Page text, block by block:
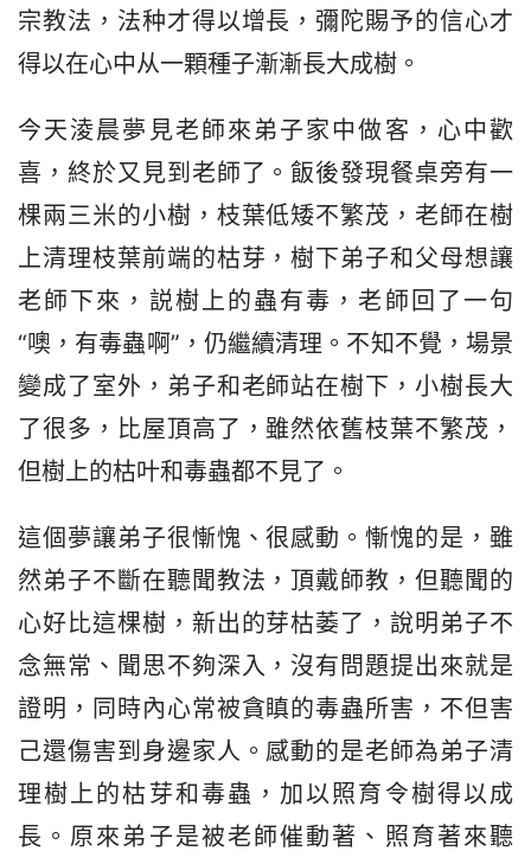
宗教法，法种才得以增長，彌陀賜予的信心才
得以在心中从一顆種子漸漸長大成樹。
今天淩晨夢見老師來弟子家中做客，心中歡
喜，終於又見到老師了。飯後發現餐桌旁有一
棵兩三米的小樹，枝葉低矮不繁茂，老師在樹
上清理枝葉前端的枯芽，樹下弟子和父母想讓
老師下來，説樹上的蟲有毒，老師回了一句
“噢，有毒蟲啊”，仍繼續清理。不知不覺，場景
變成了室外，弟子和老師站在樹下，小樹長大
了很多，比屋頂高了，雖然依舊枝葉不繁茂，
但樹上的枯叶和毒蟲都不見了。
這個夢讓弟子很慚愧、很感動。慚愧的是，雖
然弟子不斷在聽聞教法，頂戴師教，但聽聞的
心好比這棵樹，新出的芽枯萎了，說明弟子不
念無常、聞思不夠深入，沒有問題提出來就是
證明，同時內心常被貪瞋的毒蟲所害，不但害
己還傷害到身邊家人。感動的是老師為弟子清
理樹上的枯芽和毒蟲，加以照育令樹得以成
長。原來弟子是被老師催動著、照育著來聽